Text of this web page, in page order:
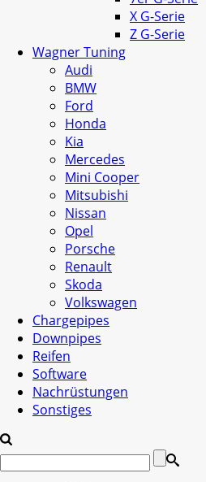
X G-Serie
Z G-Serie
Wagner Tuning
Audi
BMW
Ford
Honda
Kia
Mercedes
Mini Cooper
Mitsubishi
Nissan
Opel
Porsche
Renault
Skoda
Volkswagen
Chargepipes
Downpipes
Reifen
Software
Nachrüstungen
Sonstiges